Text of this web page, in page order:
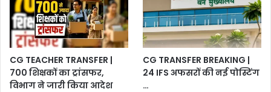
CG TEACHER TRANSFER |
700 शिक्षकों का ट्रांसफर,
विभाग ने जारी किया आदेश
CG TRANSFER BREAKING |
24 IFS अफसरों की नई पोस्टिंग
…